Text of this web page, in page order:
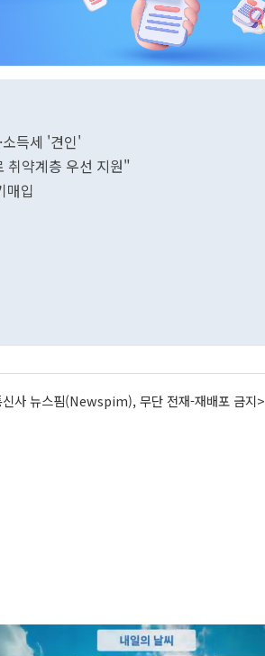
득세 '견인'
약계층 우선 지원"
매입
사 뉴스핌(Newspim), 무단 전재-재배포 금지>